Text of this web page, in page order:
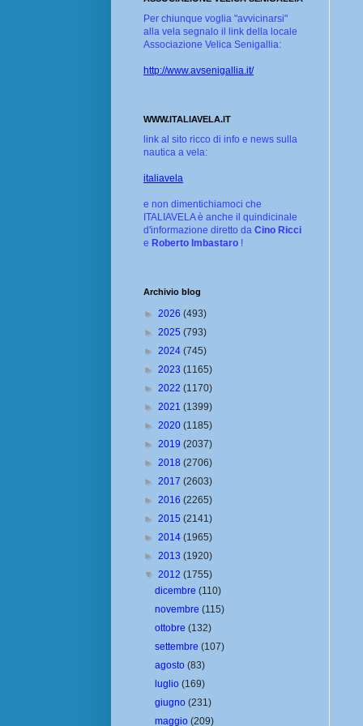
Per chiunque voglia "avvicinarsi"
alla vela segnalo il link della locale
Associazione Velica Senigallia:
http://www.avsenigallia.it/
WWW.ITALIAVELA.IT
link al sito ricco di info e news sulla
nautica a vela:
italiavela
e non dimentichiamoci che
ITALIAVELA è anche il quindicinale
d'informazione diretto da Cino Ricci
e Roberto Imbastaro !
Archivio blog
► 2026 (493)
► 2025 (793)
► 2024 (745)
► 2023 (1165)
► 2022 (1170)
► 2021 (1399)
► 2020 (1185)
► 2019 (2037)
► 2018 (2706)
► 2017 (2603)
► 2016 (2265)
► 2015 (2141)
► 2014 (1965)
► 2013 (1920)
▼ 2012 (1755)
dicembre(110)
novembre(115)
ottobre(132)
settembre(107)
agosto(83)
luglio(169)
giugno(231)
maggio(209)